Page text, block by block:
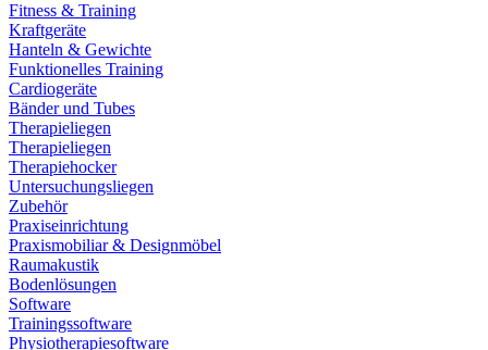
Fitness & Training
Kraftgeräte
Hanteln & Gewichte
Funktionelles Training
Cardiogeräte
Bänder und Tubes
Therapieliegen
Therapieliegen
Therapiehocker
Untersuchungsliegen
Zubehör
Praxiseinrichtung
Praxismobiliar & Designmöbel
Raumakustik
Bodenlösungen
Software
Trainingssoftware
Physiotherapiesoftware